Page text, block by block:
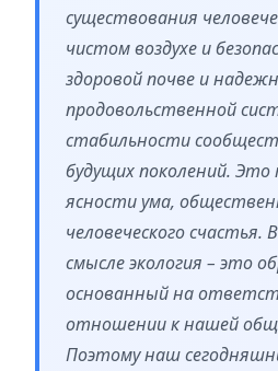
существования
чистом воздухе и
здоровой почве и
продовольственной
стабильности
будущих поколений.
ясности ума,
человеческого
смысле экология – это
основанный на
отношении к нашей
Поэтому наш